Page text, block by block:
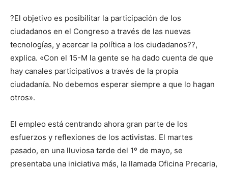
?El objetivo es posibilitar la participación de los
ciudadanos en el Congreso a través de las nuevas
tecnologías, y acercar la política a los ciudadanos??,
explica. «Con el 15-M la gente se ha dado cuenta de que
hay canales participativos a través de la propia
ciudadanía. No debemos esperar siempre a que lo hagan
otros».
El empleo está centrando ahora gran parte de los
esfuerzos y reflexiones de los activistas. El martes
pasado, en una lluviosa tarde del 1º de mayo, se
presentaba una iniciativa más, la llamada Oficina Precaria,